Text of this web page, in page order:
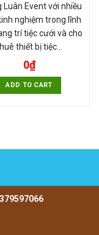
Luân Event với nhiều
nghiệm trong lĩnh
trí tiệc cưới và cho
thiết bị tiệc…
0₫
ADD TO CART